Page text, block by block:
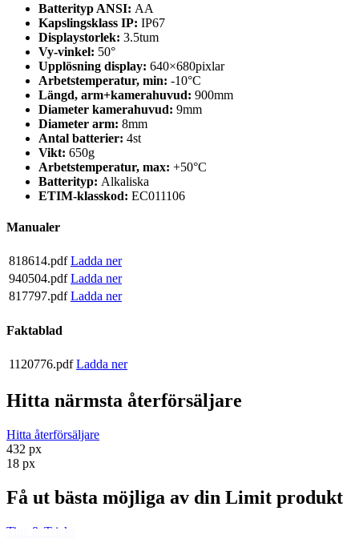
Batterityp ANSI: AA
Kapslingsklass IP: IP67
Displaystorlek: 3.5tum
Vy-vinkel: 50°
Upplösning display: 640×680pixlar
Arbetstemperatur, min: -10°C
Längd, arm+kamerahuvud: 900mm
Diameter kamerahuvud: 9mm
Diameter arm: 8mm
Antal batterier: 4st
Vikt: 650g
Arbetstemperatur, max: +50°C
Batterityp: Alkaliska
ETIM-klasskod: EC011106
Manualer
818614.pdf Ladda ner
940504.pdf Ladda ner
817797.pdf Ladda ner
Faktablad
1120776.pdf Ladda ner
Hitta närmsta återförsäljare
Hitta återförsäljare
432 px
18 px
Få ut bästa möjliga av din Limit produkt
Tips & Tricks